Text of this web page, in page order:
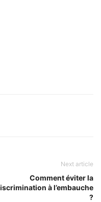
Next article
Comment éviter la
à l’embauche
?